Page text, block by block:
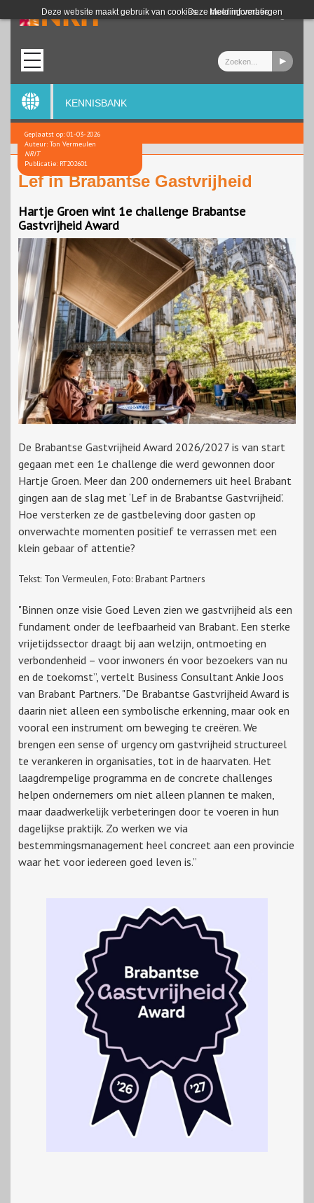
Deze website maakt gebruik van cookies. Meer informatie
Deze melding verbergen
Login
KENNISBANK
Geplaatst op: 01-03-2026
Auteur: Ton Vermeulen
NRIT
Publicatie: RT202601
Lef in Brabantse Gastvrijheid
Hartje Groen wint 1e challenge Brabantse
Gastvrijheid Award
De Brabantse Gastvrijheid Award 2026/2027 is van start
gegaan met een 1e challenge die werd gewonnen door
Hartje Groen. Meer dan 200 ondernemers uit heel Brabant
gingen aan de slag met ‘Lef in de Brabantse Gastvrijheid’.
Hoe versterken ze de gastbeleving door gasten op
onverwachte momenten positief te verrassen met een
klein gebaar of attentie?
Tekst: Ton Vermeulen, Foto: Brabant Partners
"Binnen onze visie Goed Leven zien we gastvrijheid als een
fundament onder de leefbaarheid van Brabant. Een sterke
vrijetijdssector draagt bij aan welzijn, ontmoeting en
verbondenheid – voor inwoners én voor bezoekers van nu
en de toekomst”, vertelt Business Consultant Ankie Joos
van Brabant Partners. "De Brabantse Gastvrijheid Award is
daarin niet alleen een symbolische erkenning, maar ook en
vooral een instrument om beweging te creëren. We
brengen een sense of urgency om gastvrijheid structureel
te verankeren in organisaties, tot in de haarvaten. Het
laagdrempelige programma en de concrete challenges
helpen ondernemers om niet alleen plannen te maken,
maar daadwerkelijk verbeteringen door te voeren in hun
dagelijkse praktijk. Zo werken we via
bestemmingsmanagement heel concreet aan een provincie
waar het voor iedereen goed leven is.”